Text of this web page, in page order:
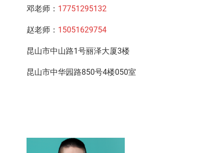
邓老师： 17751295132
赵老师： 15051629754
昆山市中山路1号丽泽大厦3楼
昆山市中华园路850号4楼050室